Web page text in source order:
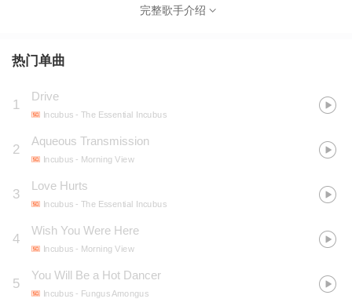
Brandon Boyd，吉他手Mike Einziger，以及鼓手Jose Pasillas，其
Alex Katunich(又名Dirk Lance)，他们的乐队名字就是Incubus
完整歌手介绍
热门单曲
1
Drive
Incubus - The Essential Incubus
2
Aqueous Transmission
Incubus - Morning View
3
Love Hurts
Incubus - The Essential Incubus
4
Wish You Were Here
Incubus - Morning View
5
You Will Be a Hot Dancer
Incubus - Fungus Amongus